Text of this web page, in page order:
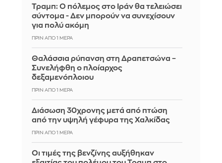
Τραμπ: Ο πόλεμος στο Ιράν θα τελειώσει
σύντομα - Δεν μπορούν να συνεχίσουν
για πολύ ακόμη
ΠΡΙΝ ΑΠΌ 1 ΜΈΡΑ
Θαλάσσια ρύπανση στη Δραπετσώνα –
Συνελήφθη ο πλοίαρχος
δεξαμενόπλοιου
ΠΡΙΝ ΑΠΌ 1 ΜΈΡΑ
Διάσωση 30χρονης μετά από πτώση
από την υψηλή γέφυρα της Χαλκίδας
ΠΡΙΝ ΑΠΌ 1 ΜΈΡΑ
Οι τιμές της βενζίνης αυξήθηκαν